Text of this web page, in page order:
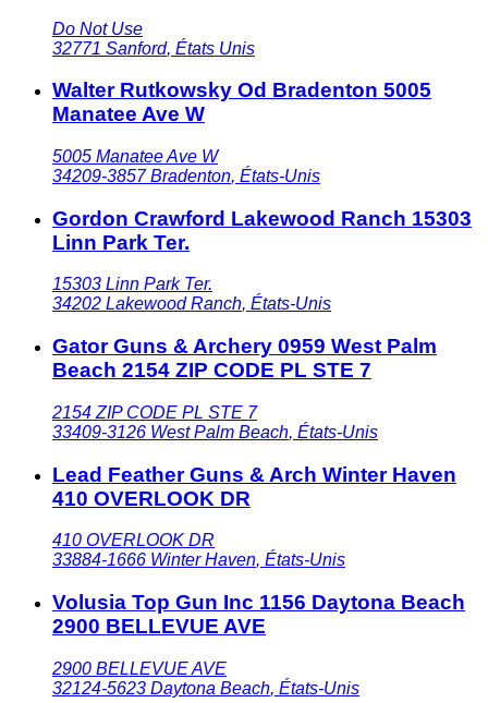
Do Not Use
32771 Sanford, États Unis
Walter Rutkowsky Od Bradenton 5005
Manatee Ave W
5005 Manatee Ave W
34209-3857 Bradenton, États-Unis
Gordon Crawford Lakewood Ranch 15303
Linn Park Ter.
15303 Linn Park Ter.
34202 Lakewood Ranch, États-Unis
Gator Guns & Archery 0959 West Palm
Beach 2154 ZIP CODE PL STE 7
2154 ZIP CODE PL STE 7
33409-3126 West Palm Beach, États-Unis
Lead Feather Guns & Arch Winter Haven
410 OVERLOOK DR
410 OVERLOOK DR
33884-1666 Winter Haven, États-Unis
Volusia Top Gun Inc 1156 Daytona Beach
2900 BELLEVUE AVE
2900 BELLEVUE AVE
32124-5623 Daytona Beach, États-Unis